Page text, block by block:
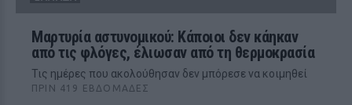
Μαρτυρία αστυνομικού: Κάποιοι δεν κάηκαν
από τις φλόγες, έλιωσαν από τη θερμοκρασία
Τις ημέρες που ακολούθησαν δεν μπόρεσε να κοιμηθεί
ΠΡΙΝ 419 ΕΒΔΟΜΆΔΕΣ